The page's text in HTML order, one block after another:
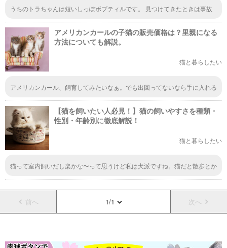
うちのトラちゃんは短いしっぽボブティルです。 見つけてきたときは事故
アメリカンカールの子猫の販売価格は？里親になる
方法についても解説。
猫と暮らしたい
アメリカンカール、飼育してみたいなぁ。でも出回ってないなら手に入れる
しいんだろうなぁ。
【猫を飼いたい人必見！】猫の飼いやすさを種類・
性別・年齢別に徹底解説！
猫と暮らしたい
猫って室内飼いだし楽かな〜って思うけど私は犬派ですね。猫だと散歩とか
す。なんだか犬のほうが可愛いと思っちゃいます。でも雄猫が甘えん坊とは
初めて聞いてのでびっくりしました。
前へ 1/1 次へ